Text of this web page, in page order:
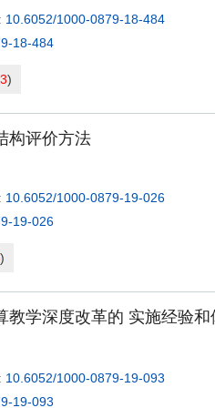
10.6052/1000-0879-18-484
18-484
)
构评价方法
10.6052/1000-0879-19-026
19-026
)
教学深度改革的 实施经验
10.6052/1000-0879-19-093
19-093